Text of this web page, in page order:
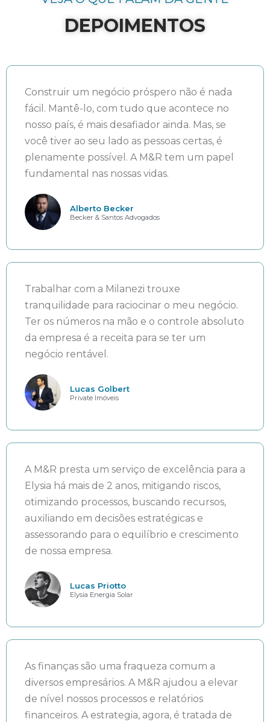
DEPOIMENTOS
Construir um negócio próspero não é nada
fácil. Mantê-lo, com tudo que acontece no
nosso país, é mais desafiador ainda. Mas, se
você tiver ao seu lado as pessoas certas, é
plenamente possível. A M&R tem um papel
fundamental nas nossas vidas.
Alberto Becker
Becker & Santos Advogados
Trabalhar com a Milanezi trouxe
tranquilidade para raciocinar o meu negócio.
Ter os números na mão e o controle absoluto
da empresa é a receita para se ter um
negócio rentável.
Lucas Golbert
Private Imóveis
A M&R presta um serviço de excelência para a
Elysia há mais de 2 anos, mitigando riscos,
otimizando processos, buscando recursos,
auxiliando em decisões estratégicas e
assessorando para o equilíbrio e crescimento
de nossa empresa.
Lucas Priotto
Elysia Energia Solar
As finanças são uma fraqueza comum a
diversos empresários. A M&R ajudou a elevar
de nível nossos processos e relatórios
financeiros. A estrategia, agora, é tratada de